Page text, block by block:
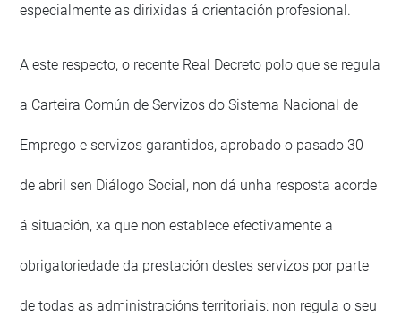
especialmente as dirixidas á orientación profesional.
A este respecto, o recente Real Decreto polo que se regula
a Carteira Común de Servizos do Sistema Nacional de
Emprego e servizos garantidos, aprobado o pasado 30
de abril sen Diálogo Social, non dá unha resposta acorde
á situación, xa que non establece efectivamente a
obrigatoriedade da prestación destes servizos por parte
de todas as administracións territoriais: non regula o seu